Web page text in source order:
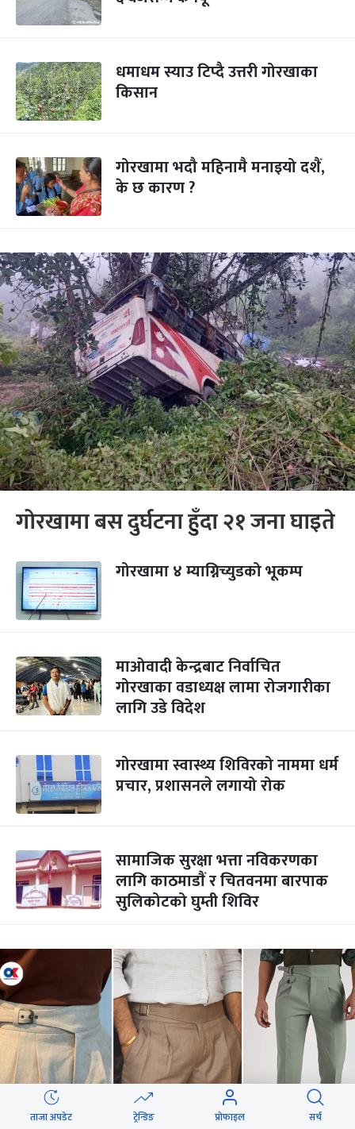
धमाधम स्याउ टिप्दै उत्तरी गोरखाका
किसान
गोरखामा भदौ महिनामै मनाइयो दशैं,
के छ कारण ?
गोरखामा बस दुर्घटना हुँदा २१ जना घाइते
गोरखामा ४ म्याग्निच्युडको भूकम्प
माओवादी केन्द्रबाट निर्वाचित
गोरखाका वडाध्यक्ष लामा रोजगारीका
लागि उडे विदेश
गोरखामा स्वास्थ्य शिविरको नाममा धर्म
प्रचार, प्रशासनले लगायो रोक
सामाजिक सुरक्षा भत्ता नविकरणका
लागि काठमाडाैं र चितवनमा बारपाक
सुलिकोटको घुम्ती शिविर
ताजा अपडेट ट्रेन्डिङ प्रोफाइल सर्च